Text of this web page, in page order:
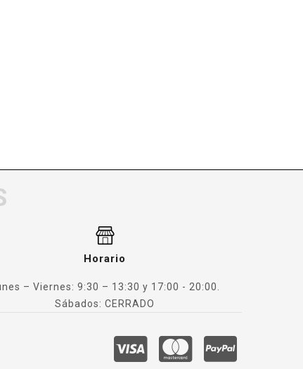
Horario
– Viernes: 9:30 – 13:30 y 17:00 - 20:00.
Sábados: CERRADO